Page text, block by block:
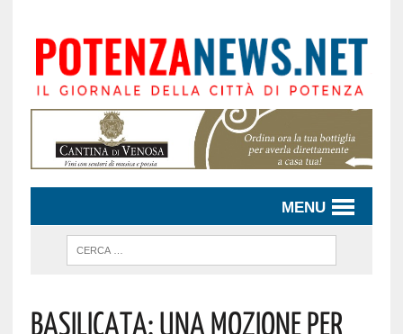
MENU
Basilicata: Una Mozione Per